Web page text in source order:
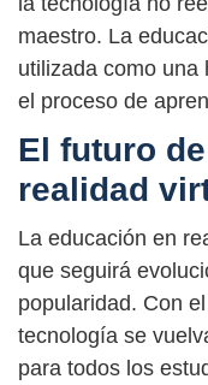
maestro. La
utilizada como una
el proceso de
El futuro
realidad
La educación en
que seguirá
popularidad. Con
tecnología se
para todos los